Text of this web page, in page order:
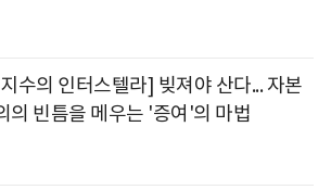
수의 인터스텔라] 빚져야 산다... 자본
의 빈틈을 메우는 '증여'의 마법